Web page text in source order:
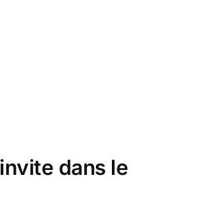
dans le